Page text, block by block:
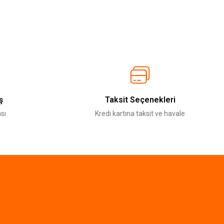
Taksit Seçenekleri
Kredi kartına taksit ve havale